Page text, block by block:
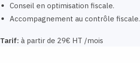
Conseil en optimisation fiscale.
Accompagnement au contrôle fiscale.
Tarif: à partir de 29€ HT /mois